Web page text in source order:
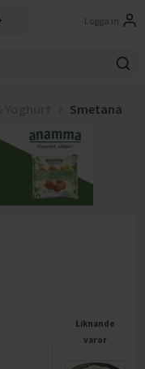
Logga in
Smetana
Liknande
varor